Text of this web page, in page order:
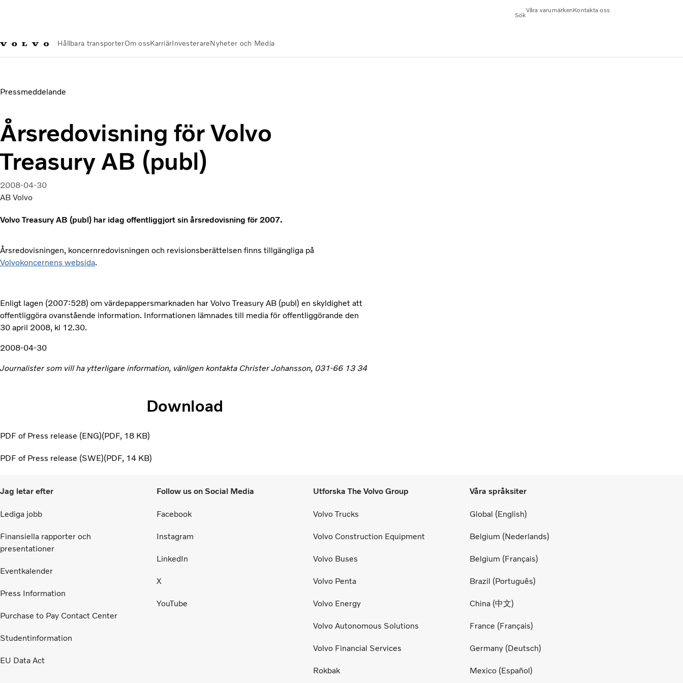
Sök
Våra varumärkenKontakta oss
Hållbara transporterOm ossKarriärInvesterareNyheter och Media
Pressmeddelande
Årsredovisning för Volvo
Treasury AB (publ)
2008-04-30
AB Volvo
Volvo Treasury AB (publ) har idag offentliggjort sin årsredovisning för 2007.
Årsredovisningen, koncernredovisningen och revisionsberättelsen finns tillgängliga på
Volvokoncernens websida.
Enligt lagen (2007:528) om värdepappersmarknaden har Volvo Treasury AB (publ) en skyldighet att
offentliggöra ovanstående information. Informationen lämnades till media för offentliggörande den
30 april 2008, kl 12.30.
2008-04-30
Journalister som vill ha ytterligare information, vänligen kontakta Christer Johansson, 031-66 13 34
Download
PDF of Press release (ENG) PDF 18 KB
PDF of Press release (SWE) PDF 14 KB
Jag letar efter
Lediga jobb
Finansiella rapporter och
presentationer
Eventkalender
Press Information
Purchase to Pay Contact Center
Studentinformation
EU Data Act
Follow us on Social Media
Facebook
Instagram
LinkedIn
X
YouTube
Utforska The Volvo Group
Volvo Trucks
Volvo Construction Equipment
Volvo Buses
Volvo Penta
Volvo Energy
Volvo Autonomous Solutions
Volvo Financial Services
Rokbak
Våra språksiter
Global (English)
Belgium (Nederlands)
Belgium (Français)
Brazil (Português)
China (中文)
France (Français)
Germany (Deutsch)
Mexico (Español)